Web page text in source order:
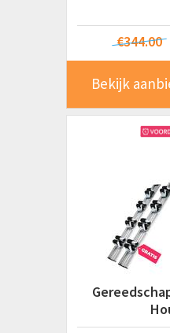
€344.00
Bekijk